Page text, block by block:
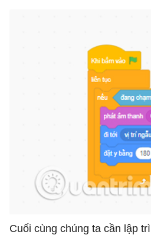
Cuối cùng chúng ta cần lập